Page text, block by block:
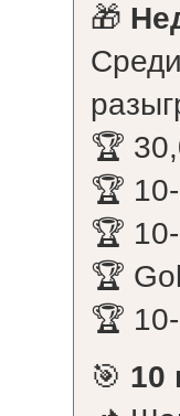
🎁
🏆
🏆
🏆
🏆
🏆
🎯 10